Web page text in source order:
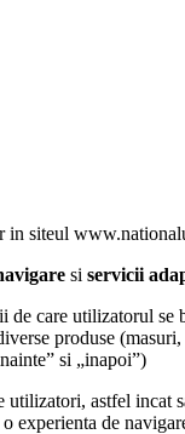
siteul
si servicii
care utilizatorul se
produse
si „inapoi”)
astfel incat
de